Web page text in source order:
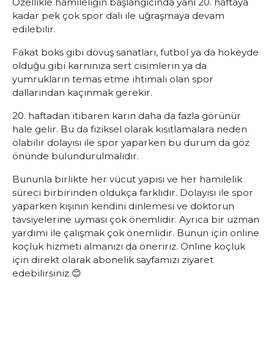
kadar pek çok spor dalı ile uğraşmaya devam
edilebilir.
Fakat boks gibi dövüş sanatları, futbol ya da hokeyde
olduğu gibi karnınıza sert cisimlerin ya da
yumrukların temas etme ihtimali olan spor
dallarından kaçınmak gerekir.
20. haftadan itibaren karın daha da fazla görünür
hale gelir. Bu da fiziksel olarak kısıtlamalara neden
olabilir dolayısı ile spor yaparken bu durum da göz
önünde bulundurulmalıdır.
Bununla birlikte her vücut yapısı ve her hamilelik
süreci birbirinden oldukça farklıdır. Dolayısı ile spor
yaparken kişinin kendini dinlemesi ve doktorun
tavsiyelerine uyması çok önemlidir. Ayrıca bir uzman
yardımı ile çalışmak çok önemlidir. Bunun için online
koçluk hizmeti almanızı da öneririz. Online koçluk
için direkt olarak abonelik sayfamızı ziyaret
edebilirsiniz 😊